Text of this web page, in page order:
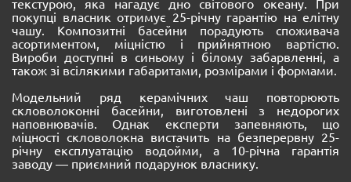
покупці власник отримує 25-річну гарантію на елітну
чашу. Композитні басейни порадують споживача
асортиментом, міцністю і прийнятною вартістю.
Вироби доступні в синьому і білому забарвленні, а
також зі всілякими габаритами, розмірами і формами.
Модельний ряд керамічних чаш повторюють
скловолоконні басейни, виготовлені з недорогих
наповнювачів. Однак експерти запевняють, що
міцності скловолокна вистачить на безперервну 25-
річну експлуатацію водойми, а 10-річна гарантія
заводу — приємний подарунок власнику.